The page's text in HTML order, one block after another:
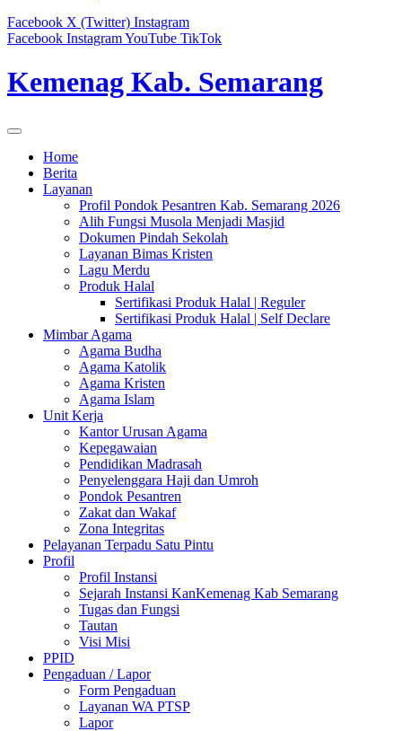
Facebook X (Twitter) Instagram
Facebook InstagramYouTube TikTok
Kemenag Kab. Semarang
Home
Berita
Layanan
Profil Pondok Pesantren Kab. Semarang 2026
Alih Fungsi Musola Menjadi Masjid
Dokumen Pindah Sekolah
Layanan Bimas Kristen
Lagu Merdu
Produk Halal
Sertifikasi Produk Halal | Reguler
Sertifikasi Produk Halal | Self Declare
Mimbar Agama
Agama Budha
Agama Katolik
Agama Kristen
Agama Islam
Unit Kerja
Kantor Urusan Agama
Kepegawaian
Pendidikan Madrasah
Penyelenggara Haji dan Umroh
Pondok Pesantren
Zakat dan Wakaf
Zona Integritas
Pelayanan Terpadu Satu Pintu
Profil
Profil Instansi
Sejarah Instansi KanKemenag Kab Semarang
Tugas dan Fungsi
Tautan
Visi Misi
PPID
Pengaduan / Lapor
Form Pengaduan
Layanan WA PTSP
Lapor